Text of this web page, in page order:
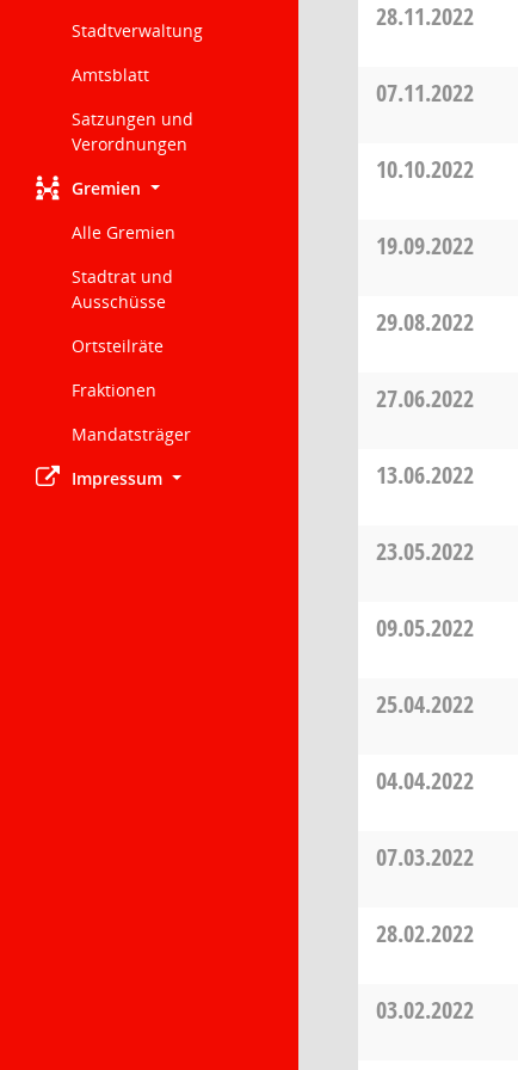
Stadtverwaltung
Amtsblatt
Satzungen und
Verordnungen
Gremien
Alle Gremien
Stadtrat und
Ausschüsse
Ortsteilräte
Fraktionen
Mandatsträger
Impressum
28.11.2022
07.11.2022
10.10.2022
19.09.2022
29.08.2022
27.06.2022
13.06.2022
23.05.2022
09.05.2022
25.04.2022
04.04.2022
07.03.2022
28.02.2022
03.02.2022